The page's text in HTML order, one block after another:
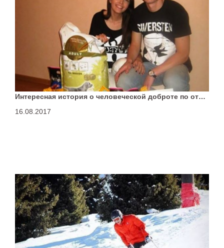
Интересная история о человеческой доброте по отношению к животным!
16.08.2017